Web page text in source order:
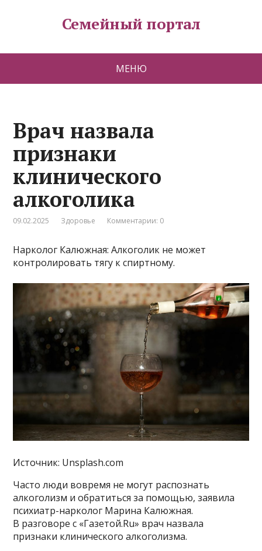
Семейный портал
МЕНЮ
Врач назвала
признаки
клинического
алкоголика
09.02.2025 Здоровье Комментарии: 0
Нарколог Калюжная: Алкоголик не может
контролировать тягу к спиртному.
Источник: Unsplash.com
Часто люди вовремя не могут распознать
алкоголизм и обратиться за помощью, заявила
психиатр-нарколог Марина Калюжная.
В разговоре с «Газетой.Ru» врач назвала
признаки клинического алкоголизма.